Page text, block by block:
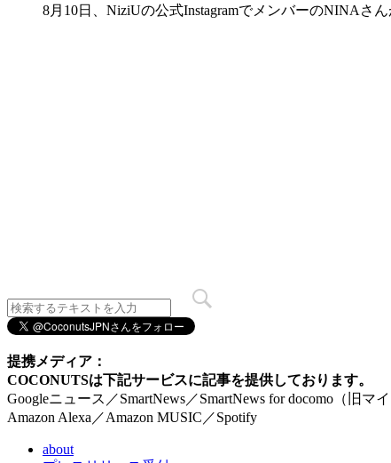
8月10日、NiziUの公式InstagramでメンバーのNINAさ
提携メディア：
COCONUTSは下記サービスに記事を提供しております。
Googleニュース／SmartNews／SmartNews for docomo（旧
Amazon Alexa／Amazon MUSIC／Spotify
about